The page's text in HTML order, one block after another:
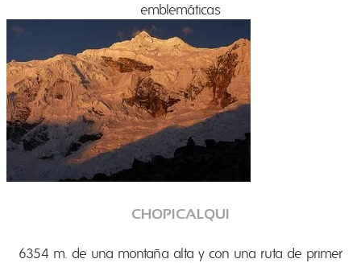
emblemáticas
CHOPICALQUI
6354 m. de una montaña alta y con una ruta de primer